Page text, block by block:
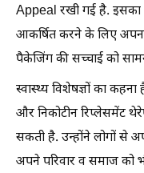
Appeal रखी गई है. इसका
आकर्षित करने के लिए
पैकेजिंग की सच्चाई को
स्वास्थ्य विशेषज्ञों का
और निकोटीन रिप्लेसमेंट
सकती है. उन्होंने लोगों से
अपने परिवार व समाज